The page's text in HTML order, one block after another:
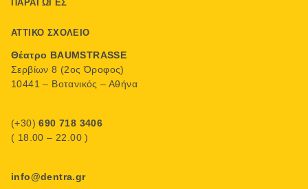
ΠΑΡΑΓΩΓΈΣ
ΑΤΤΙΚΌ ΣΧΟΛΕΊΟ
Θέατρο BAUMSTRASSE
Σερβίων 8 (2ος Όροφος)
10441 – Βοτανικός – Αθήνα
(+30)690 718 3406
( 18.00 – 22.00 )
info@dentra.gr